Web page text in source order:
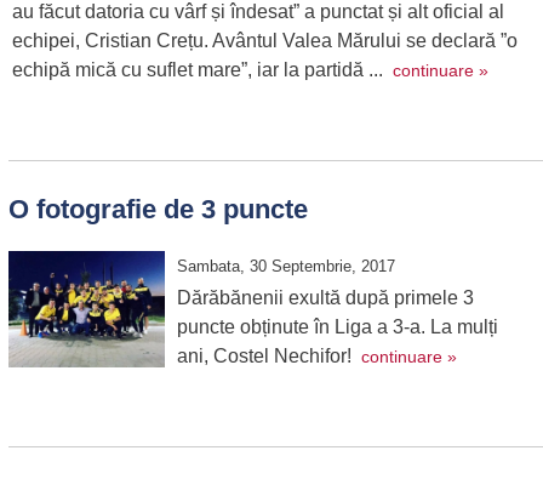
au făcut datoria cu vârf și îndesat” a punctat și alt oficial al
echipei, Cristian Crețu. Avântul Valea Mărului se declară ”o
echipă mică cu suflet mare”, iar la partidă ... continuare »
O fotografie de 3 puncte
Sambata, 30 Septembrie, 2017
Dărăbănenii exultă după primele 3
puncte obținute în Liga a 3-a. La mulți
ani, Costel Nechifor! continuare »